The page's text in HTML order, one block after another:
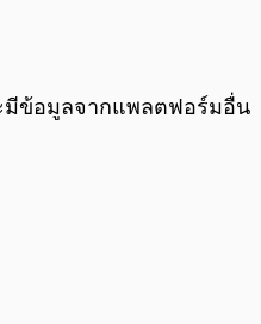
ะมีข้อมูลจากแพลตฟอร์มอื่น